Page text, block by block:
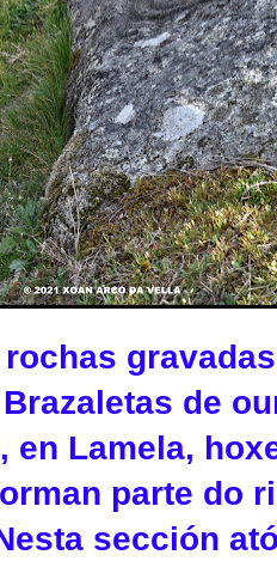
gravadas
de
en Lamela,
parte do
sección